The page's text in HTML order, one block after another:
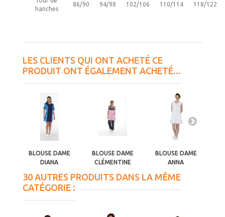
hanches
86/90 94/98 102/106 110/114 118/122
LES CLIENTS QUI ONT ACHETÉ CE
PRODUIT ONT ÉGALEMENT ACHETÉ...
BLOUSE DAME
DIANA
BLOUSE DAME
CLÉMENTINE
BLOUSE DAME
ANNA
30 AUTRES PRODUITS DANS LA MÊME
CATÉGORIE :